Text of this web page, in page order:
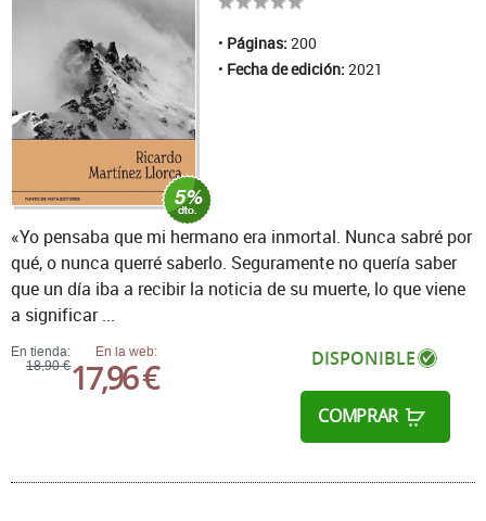
Páginas: 200
Fecha de edición: 2021
En tienda:
18,90 €
En la web:
17,96 € DISPONIBLE
COMPRAR
«Yo pensaba que mi hermano era inmortal. Nunca sabré por
qué, o nunca querré saberlo. Seguramente no quería saber
que un día iba a recibir la noticia de su muerte, lo que viene
a significar ...